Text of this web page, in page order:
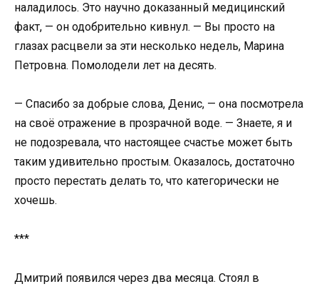
наладилось. Это научно доказанный медицинский
факт, — он одобрительно кивнул. — Вы просто на
глазах расцвели за эти несколько недель, Марина
Петровна. Помолодели лет на десять.
— Спасибо за добрые слова, Денис, — она посмотрела
на своё отражение в прозрачной воде. — Знаете, я и
не подозревала, что настоящее счастье может быть
таким удивительно простым. Оказалось, достаточно
просто перестать делать то, что категорически не
хочешь.
***
Дмитрий появился через два месяца. Стоял в